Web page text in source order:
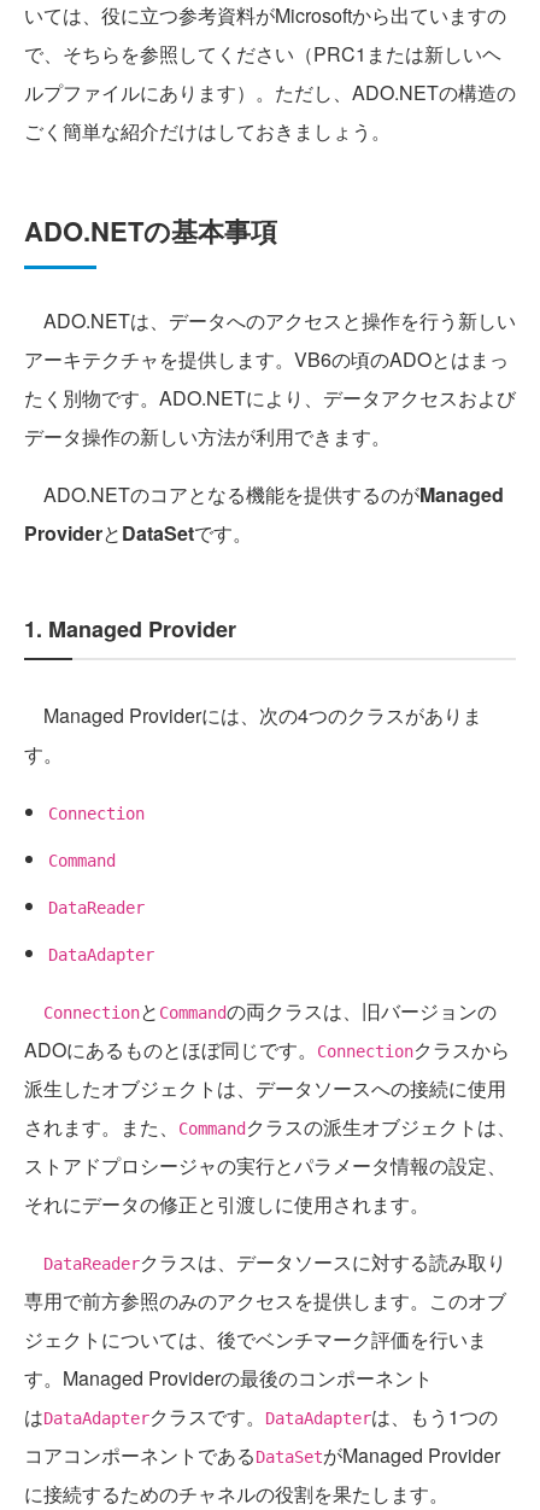
いては、役に立つ参考資料がMicrosoftから出ていますの
で、そちらを参照してください（PRC1または新しいヘ
ルプファイルにあります）。ただし、ADO.NETの構造の
ごく簡単な紹介だけはしておきましょう。
ADO.NETの基本事項
ADO.NETは、データへのアクセスと操作を行う新しい
アーキテクチャを提供します。VB6の頃のADOとはまっ
たく別物です。ADO.NETにより、データアクセスおよび
データ操作の新しい方法が利用できます。
ADO.NETのコアとなる機能を提供するのがManaged
ProviderとDataSetです。
1. Managed Provider
Managed Providerには、次の4つのクラスがありま
す。
Connection
Command
DataReader
DataAdapter
Connectionと Commandの両クラスは、旧バージョンの
ADOにあるものとほぼ同じです。
Connectionクラスから
派生したオブジェクトは、データソースへの接続に使用
されます。また、
Command クラスの派生オブジェクトは、
ストアドプロシージャの実行とパラメータ情報の設定、
それにデータの修正と引渡しに使用されます。
DataReaderクラスは、データソースに対する読み取り
専用で前方参照のみのアクセスを提供します。このオブ
ジェクトについては、後でベンチマーク評価を行いま
す。Managed Providerの最後のコンポーネント
はDataAdapterクラスです。 DataAdapterは、もう1つの
コアコンポーネントであるDataSetがManaged Provider
に接続するためのチャネルの役割を果たします。